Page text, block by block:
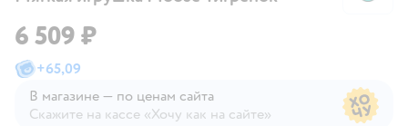
6 509 ₽
+65,09
В магазине — по ценам сайта
Скажите на кассе «Хочу как на сайте»